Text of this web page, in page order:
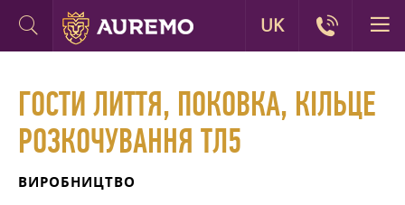
ГОСТИ ЛИТТЯ, ПОКОВКА, КІЛЬЦЕ
РОЗКОЧУВАННЯ ТЛ5
ВИРОБНИЦТВО
UK